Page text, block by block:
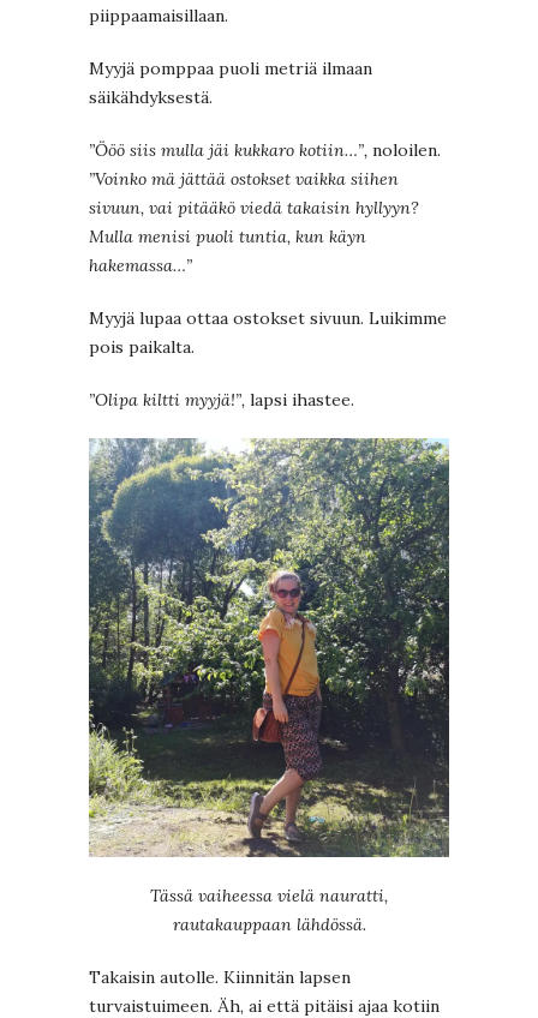
piippaamaisillaan.
Myyjä pomppaa puoli metriä ilmaan
säikähdyksestä.
”Ööö siis mulla jäi kukkaro kotiin…”, noloilen.
”Voinko mä jättää ostokset vaikka siihen
sivuun, vai pitääkö viedä takaisin hyllyyn?
Mulla menisi puoli tuntia, kun käyn
hakemassa…”
Myyjä lupaa ottaa ostokset sivuun. Luikimme
pois paikalta.
”Olipa kiltti myyjä!”, lapsi ihastee.
Tässä vaiheessa vielä nauratti,
rautakauppaan lähdössä.
Takaisin autolle. Kiinnitän lapsen
turvaistuimeen. Äh, ai että pitäisi ajaa kotiin